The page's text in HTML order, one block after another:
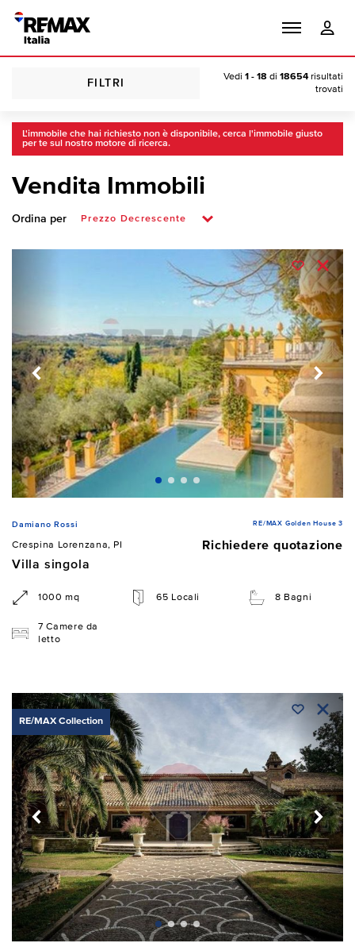
FILTRI
Vedi 1 - 18 di 18654risultati
trovati
L'immobile che hai richiesto non è disponibile, cerca l'immobile giusto
per te sul nostro motore di ricerca.
Vendita Immobili
Ordina per
Damiano Rossi RE/MAX Golden House 3
Crespina Lorenzana, PI
Richiedere quotazione
Villa singola
1000 mq 65 Locali 8 Bagni
7 Camere da
letto
RE/MAX Collection